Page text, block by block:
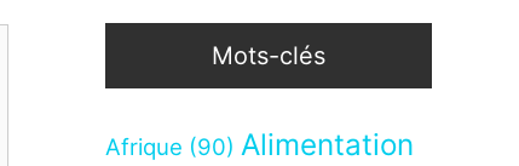
Mots-clés
Afrique (90) Alimentation